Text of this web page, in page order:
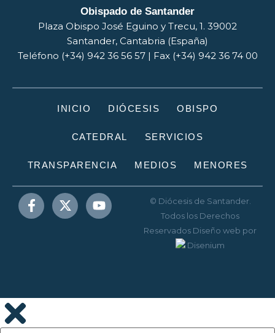
Obispado de Santander
Plaza Obispo José Eguino y Trecu, 1. 39002
Santander, Cantabria (España)
Teléfono (+34) 942 36 56 57 | Fax (+34) 942 36 74 00
INICIO DIÓCESIS OBISPO
CATEDRAL SERVICIOS
TRANSPARENCIA MEDIOS MENORES
© Diócesis de Santander.
Todos los Derechos
Reservados Diseño web por
Disenium